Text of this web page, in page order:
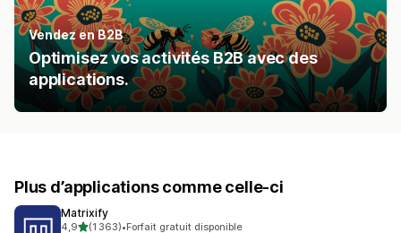
Vendez en B2B
Optimisez vos activités B2B avec des
applications.
Plus d’applications comme celle-ci
Matrixify
4,9étoile(s) sur 5
(1 363)•Forfait gratuit disponible